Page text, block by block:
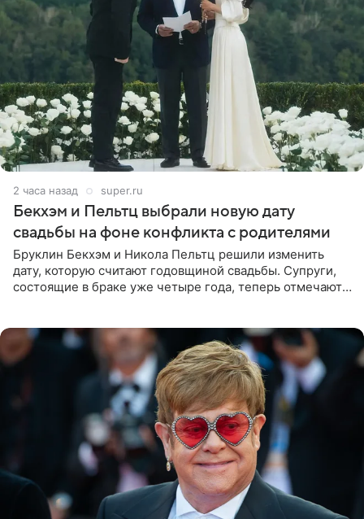
2 часа назад super.ru
Бекхэм и Пельтц выбрали новую дату
свадьбы на фоне конфликта с родителями
Бруклин Бекхэм и Никола Пельтц решили изменить
дату, которую считают годовщиной свадьбы. Супруги,
состоящие в браке уже четыре года, теперь отмечают